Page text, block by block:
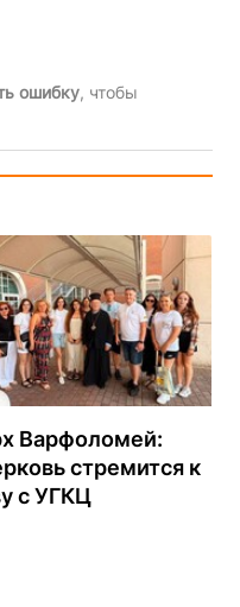
ошибку, чтобы
Варфоломей:
стремится к
с УГКЦ